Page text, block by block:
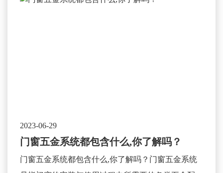
2023-06-29
门窗五金系统都包含什么,你了解吗？
门窗五金系统都包含什么,你了解吗？门窗五金系统